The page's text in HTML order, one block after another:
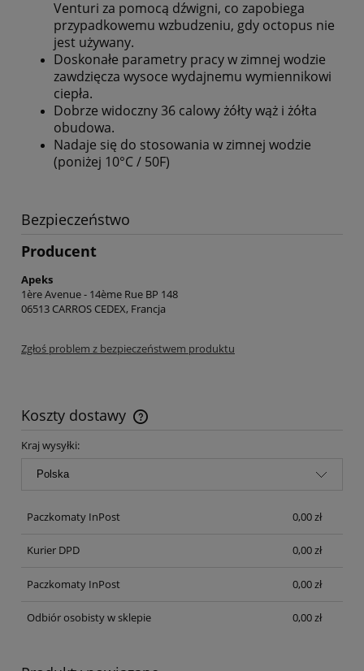
Venturi za pomocą dźwigni, co zapobiega
przypadkowemu wzbudzeniu, gdy octopus nie
jest używany.
Doskonałe parametry pracy w zimnej wodzie
zawdzięcza wysoce wydajnemu wymiennikowi
ciepła.
Dobrze widoczny 36 calowy żółty wąż i żółta
obudowa.
Nadaje się do stosowania w zimnej wodzie
(poniżej 10°C / 50F)
Bezpieczeństwo
Producent
Apeks
1ère Avenue - 14ème Rue BP 148
06513 CARROS CEDEX, Francja
Zgłoś problem z bezpieczeństwem produktu
Koszty dostawy
Cena nie zawiera ewentualnych kosztów płatności
Kraj wysyłki:
Paczkomaty InPost 0,00 zł
Kurier DPD 0,00 zł
Paczkomaty InPost 0,00 zł
Odbiór osobisty w sklepie 0,00 zł